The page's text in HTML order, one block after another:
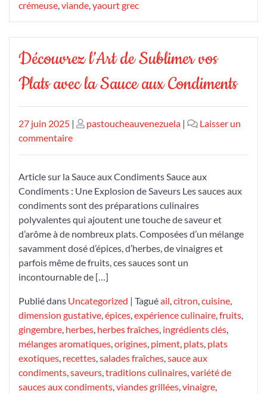
crémeuse viande yaourt grec
Découvrez l’Art de Sublimer vos
Plats avec la Sauce aux Condiments
Publié
le
27 juin 2025 | Publié
pastoucheauvenezuela |
Laisser un
commentairesur
de
Sublimer
vos
Plats
avec
la
Sauce
aux
Article sur la Sauce aux Condiments Sauce aux
Condiments : Une Explosion de Saveurs Les sauces aux
condiments sont des préparations culinaires
polyvalentes qui ajoutent une touche de saveur et
d’arôme à de nombreux plats. Composées d’un mélange
savamment dosé d’épices, d’herbes, de vinaigres et
parfois même de fruits, ces sauces sont un
incontournable de […]
Publié dans Uncategorized | Taguéail citron cuisine
dimension gustative épices expérience culinaire fruits
gingembre herbes herbes fraîches ingrédients clés
mélanges aromatiques origines piment plats plats
exotiques recettes salades fraîches sauce aux
condiments saveurs traditions culinaires variété de
sauces aux condiments viandes grillées vinaigre